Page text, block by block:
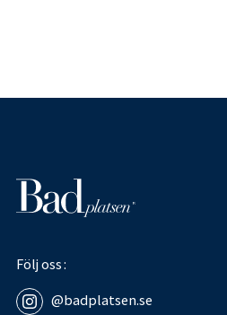
Följ oss
@badplatsen.se